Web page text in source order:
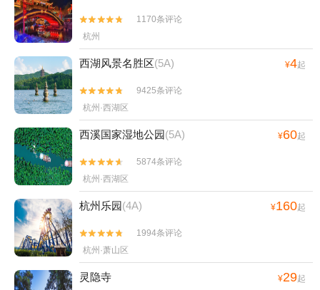


1170条评论
杭州
西湖风景名胜区(5A) ¥4起


9425条评论
杭州·西湖区
西溪国家湿地公园(5A) ¥60起


5874条评论
杭州·西湖区
杭州乐园(4A) ¥160起


1994条评论
杭州·萧山区
灵隐寺 ¥29起